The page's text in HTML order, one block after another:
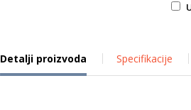
Detalji proizvoda Specifikacije